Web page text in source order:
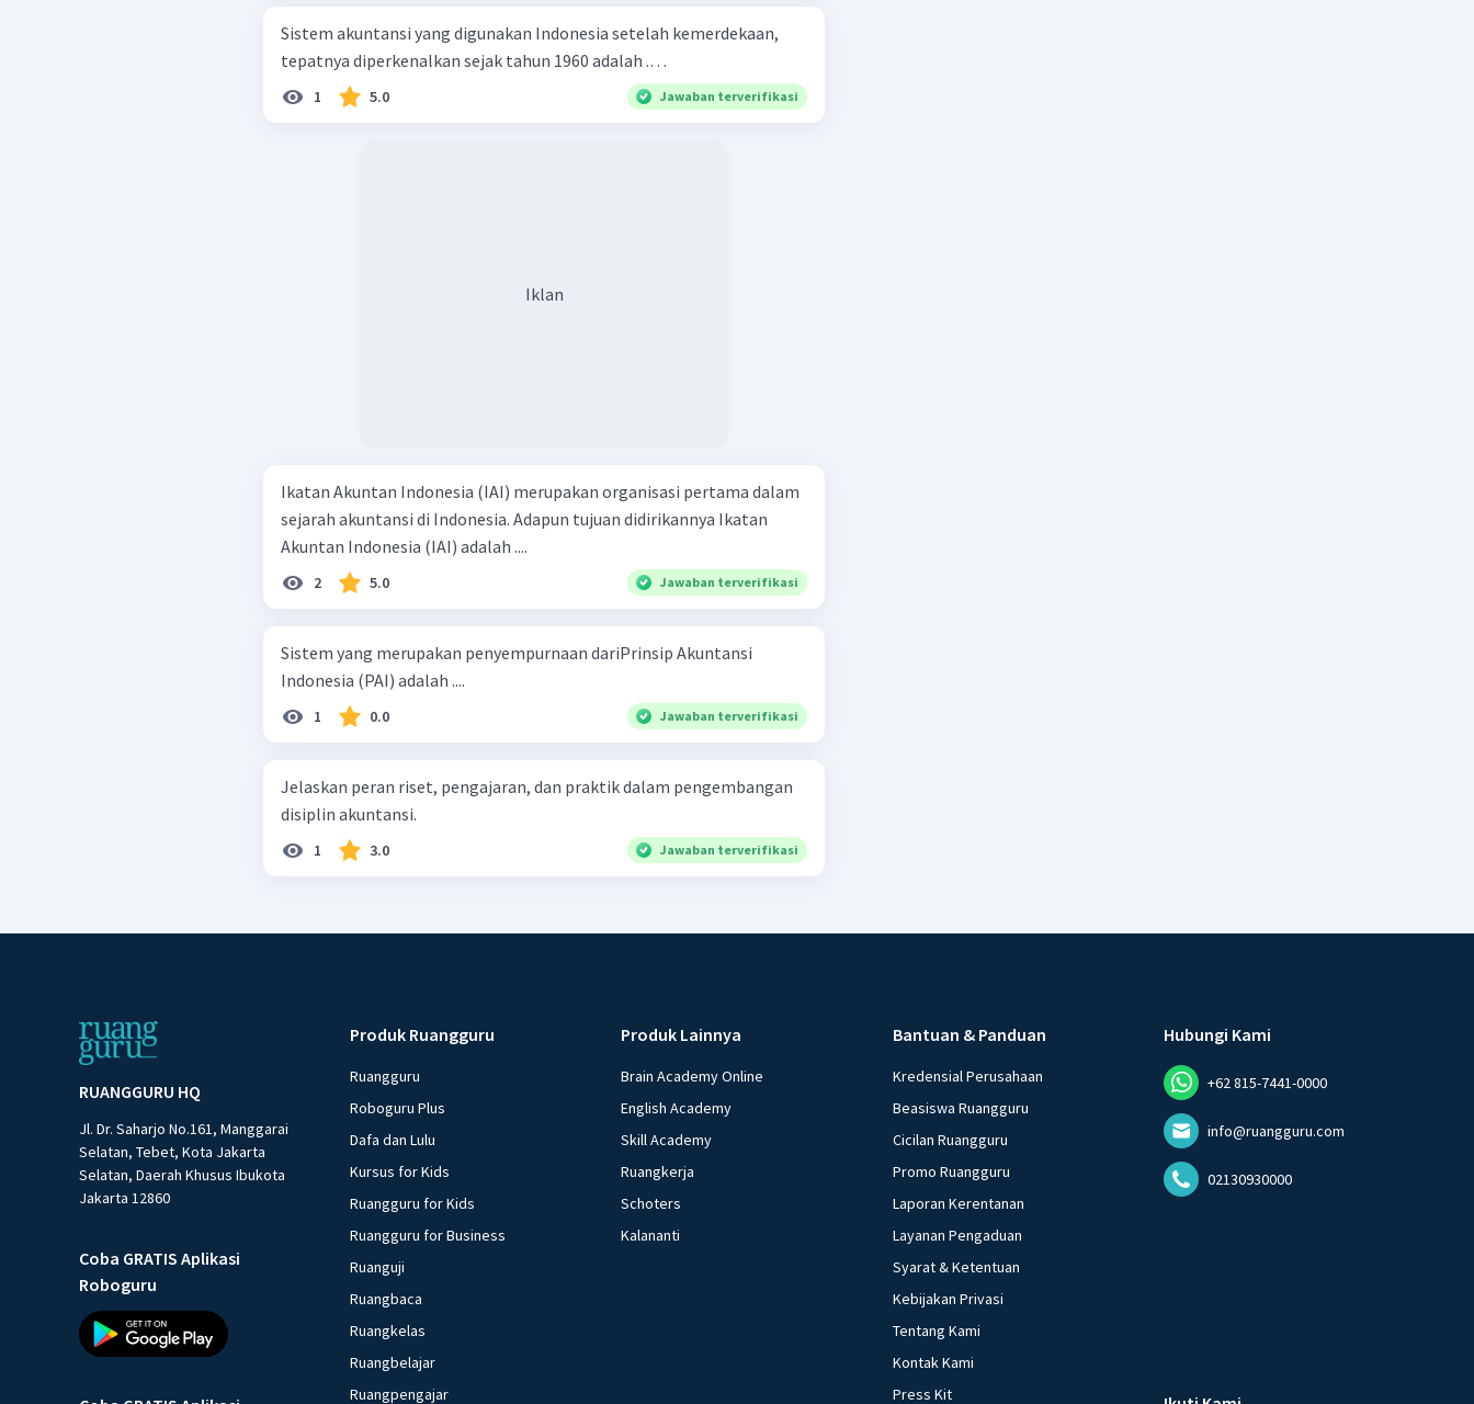
Sistem akuntansi yang digunakan Indonesia setelah kemerdekaan,
tepatnya diperkenalkan sejak tahun 1960 adalah .…
1 5.0 Jawaban terverifikasi
Iklan
Ikatan Akuntan Indonesia (IAI) merupakan organisasi pertama dalam
sejarah akuntansi di Indonesia. Adapun tujuan didirikannya Ikatan
Akuntan Indonesia (IAI) adalah ....
2 5.0 Jawaban terverifikasi
Sistem yang merupakan penyempurnaan dariPrinsip Akuntansi
Indonesia (PAI) adalah ....
1 0.0 Jawaban terverifikasi
Jelaskan peran riset, pengajaran, dan praktik dalam pengembangan
disiplin akuntansi.
1 3.0 Jawaban terverifikasi
RUANGGURU HQ
Jl. Dr. Saharjo No.161, Manggarai
Selatan, Tebet, Kota Jakarta
Selatan, Daerah Khusus Ibukota
Jakarta 12860
Coba GRATIS Aplikasi
Roboguru
Produk Ruangguru
Ruangguru
Roboguru Plus
Dafa dan Lulu
Kursus for Kids
Ruangguru for Kids
Ruangguru for Business
Ruanguji
Ruangbaca
Ruangkelas
Ruangbelajar
Ruangpengajar
Produk Lainnya
Brain Academy Online
English Academy
Skill Academy
Ruangkerja
Schoters
Kalananti
Bantuan & Panduan
Kredensial Perusahaan
Beasiswa Ruangguru
Cicilan Ruangguru
Promo Ruangguru
Laporan Kerentanan
Layanan Pengaduan
Syarat & Ketentuan
Kebijakan Privasi
Tentang Kami
Kontak Kami
Press Kit
Hubungi Kami
+62 815-7441-0000
info@ruangguru.com
02130930000